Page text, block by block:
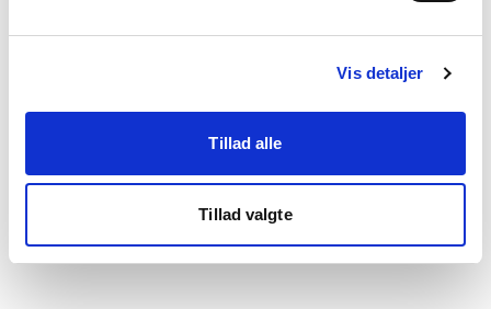
Vis detaljer
Tillad alle
Tillad valgte